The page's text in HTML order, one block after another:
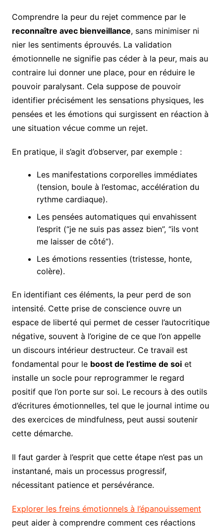
Comprendre la peur du rejet commence par le
reconnaître avec bienveillance, sans minimiser ni
nier les sentiments éprouvés. La validation
émotionnelle ne signifie pas céder à la peur, mais au
contraire lui donner une place, pour en réduire le
pouvoir paralysant. Cela suppose de pouvoir
identifier précisément les sensations physiques, les
pensées et les émotions qui surgissent en réaction à
une situation vécue comme un rejet.
En pratique, il s’agit d’observer, par exemple :
Les manifestations corporelles immédiates
(tension, boule à l’estomac, accélération du
rythme cardiaque).
Les pensées automatiques qui envahissent
l’esprit (“je ne suis pas assez bien”, “ils vont
me laisser de côté”).
Les émotions ressenties (tristesse, honte,
colère).
En identifiant ces éléments, la peur perd de son
intensité. Cette prise de conscience ouvre un
espace de liberté qui permet de cesser l’autocritique
négative, souvent à l’origine de ce que l’on appelle
un discours intérieur destructeur. Ce travail est
fondamental pour le boost de l’estime de soiet
installe un socle pour reprogrammer le regard
positif que l’on porte sur soi. Le recours à des outils
d’écritures émotionnelles, tel que le journal intime ou
des exercices de mindfulness, peut aussi soutenir
cette démarche.
Il faut garder à l’esprit que cette étape n’est pas un
instantané, mais un processus progressif,
nécessitant patience et persévérance.
Explorer les freins émotionnels à l’épanouissement
peut aider à comprendre comment ces réactions